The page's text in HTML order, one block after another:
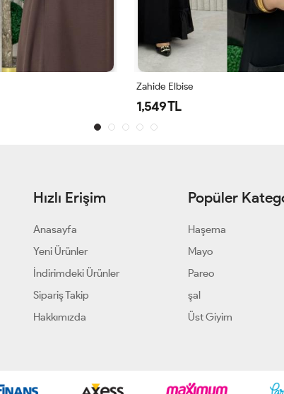
Zahide Elbise
1,549 TL
Hızlı Erişim
Anasayfa
Yeni Ürünler
İndirimdeki Ürünler
Sipariş Takip
Hakkımızda
Popüler
Haşema
Mayo
Pareo
şal
Üst Giyim